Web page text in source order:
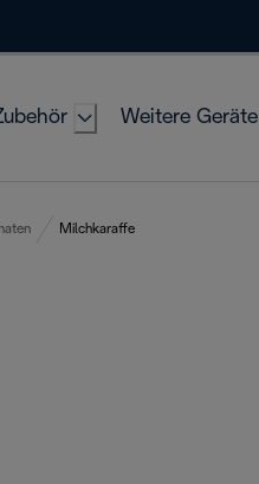
Weitere Geräte
Milchkaraffe